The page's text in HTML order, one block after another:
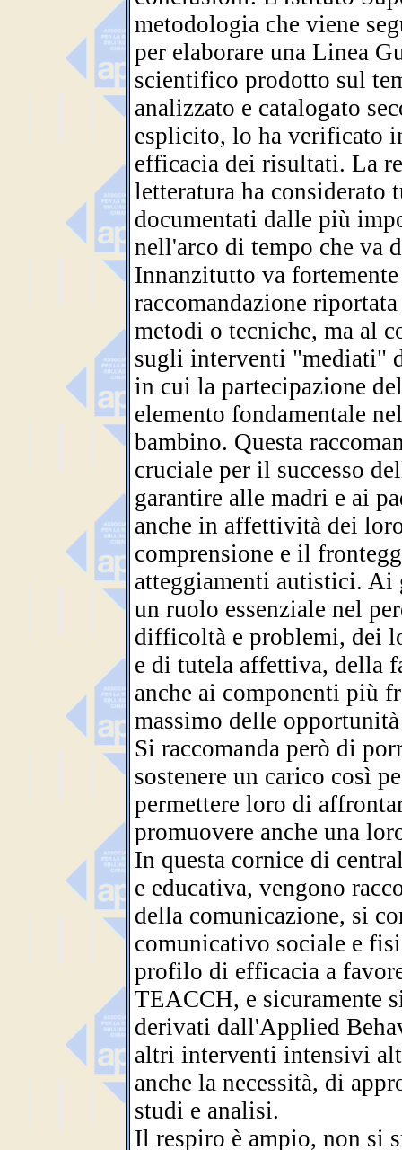
metodologia che viene
per elaborare una Linea
scientifico prodotto sul
analizzato e catalogato
esplicito, lo ha verificato
efficacia dei risultati. La
letteratura ha
documentati dalle più
nell'arco di tempo che va
Innanzitutto va
raccomandazione
metodi o tecniche, ma al
sugli interventi "mediati"
in cui la partecipazione
elemento fondamentale
bambino. Questa
cruciale per il successo
garantire alle madri e ai
anche in affettività dei
comprensione e il
atteggiamenti autistici.
un ruolo essenziale nel
difficoltà e problemi, dei
e di tutela affettiva, della
anche ai componenti più
massimo delle
Si raccomanda però di
sostenere un carico così
permettere loro di
promuovere anche una
In questa cornice di
e educativa, vengono
della comunicazione, si
comunicativo sociale e
profilo di efficacia a
TEACCH, e sicuramente
derivati dall'Applied
altri interventi intensivi
anche la necessità, di
studi e analisi.
Il respiro è ampio, non si